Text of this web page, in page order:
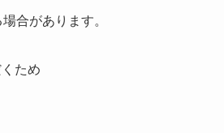
合があります。
ため